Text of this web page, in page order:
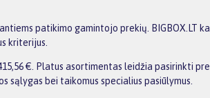
patikimo gamintojo prekių.
kriterijus.
€. Platus asortimentas leidžia pasirinkti
bei taikomus specialius pasiūlymus.